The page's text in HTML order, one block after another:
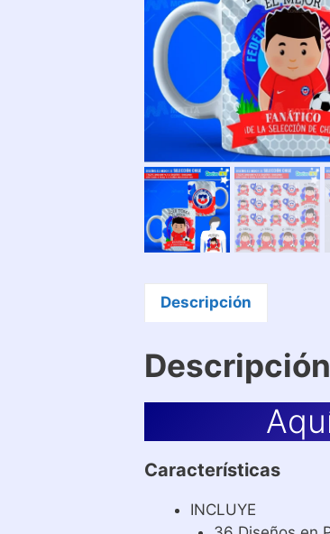
Descripción
Descripción
Características
INCLUYE